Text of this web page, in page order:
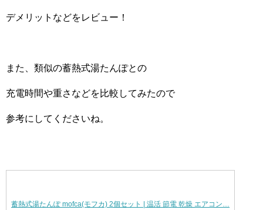
デメリットなどをレビュー！
また、類似の蓄熱式湯たんぽとの
充電時間や重さなどを比較してみたので
参考にしてくださいね。
蓄熱式湯たんぽ mofca(モフカ) 2個セット | 温活 節電 乾燥 エアコン…